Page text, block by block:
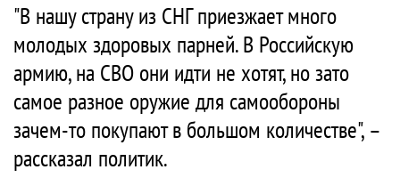
"В нашу страну из СНГ приезжает много
молодых здоровых парней. В Российскую
армию, на СВО они идти не хотят, но зато
самое разное оружие для самообороны
зачем-то покупают в большом количестве", –
рассказал политик.